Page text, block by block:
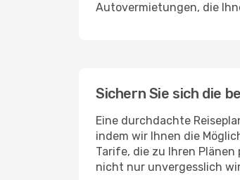
Autovermietungen, die
Sichern Sie sich die
Eine durchdachte
indem wir Ihnen die
Tarife, die zu Ihren
nicht nur unvergesslich